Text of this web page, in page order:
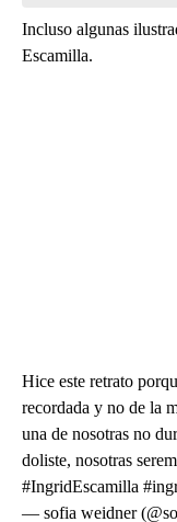
Incluso algunas
Escamilla.
Hice este retrato
recordada y no de la
una de nosotras no
doliste, nosotras
#IngridEscamilla
— sofia weidner